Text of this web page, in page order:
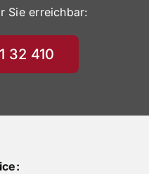
Sie erreichbar:
32 410